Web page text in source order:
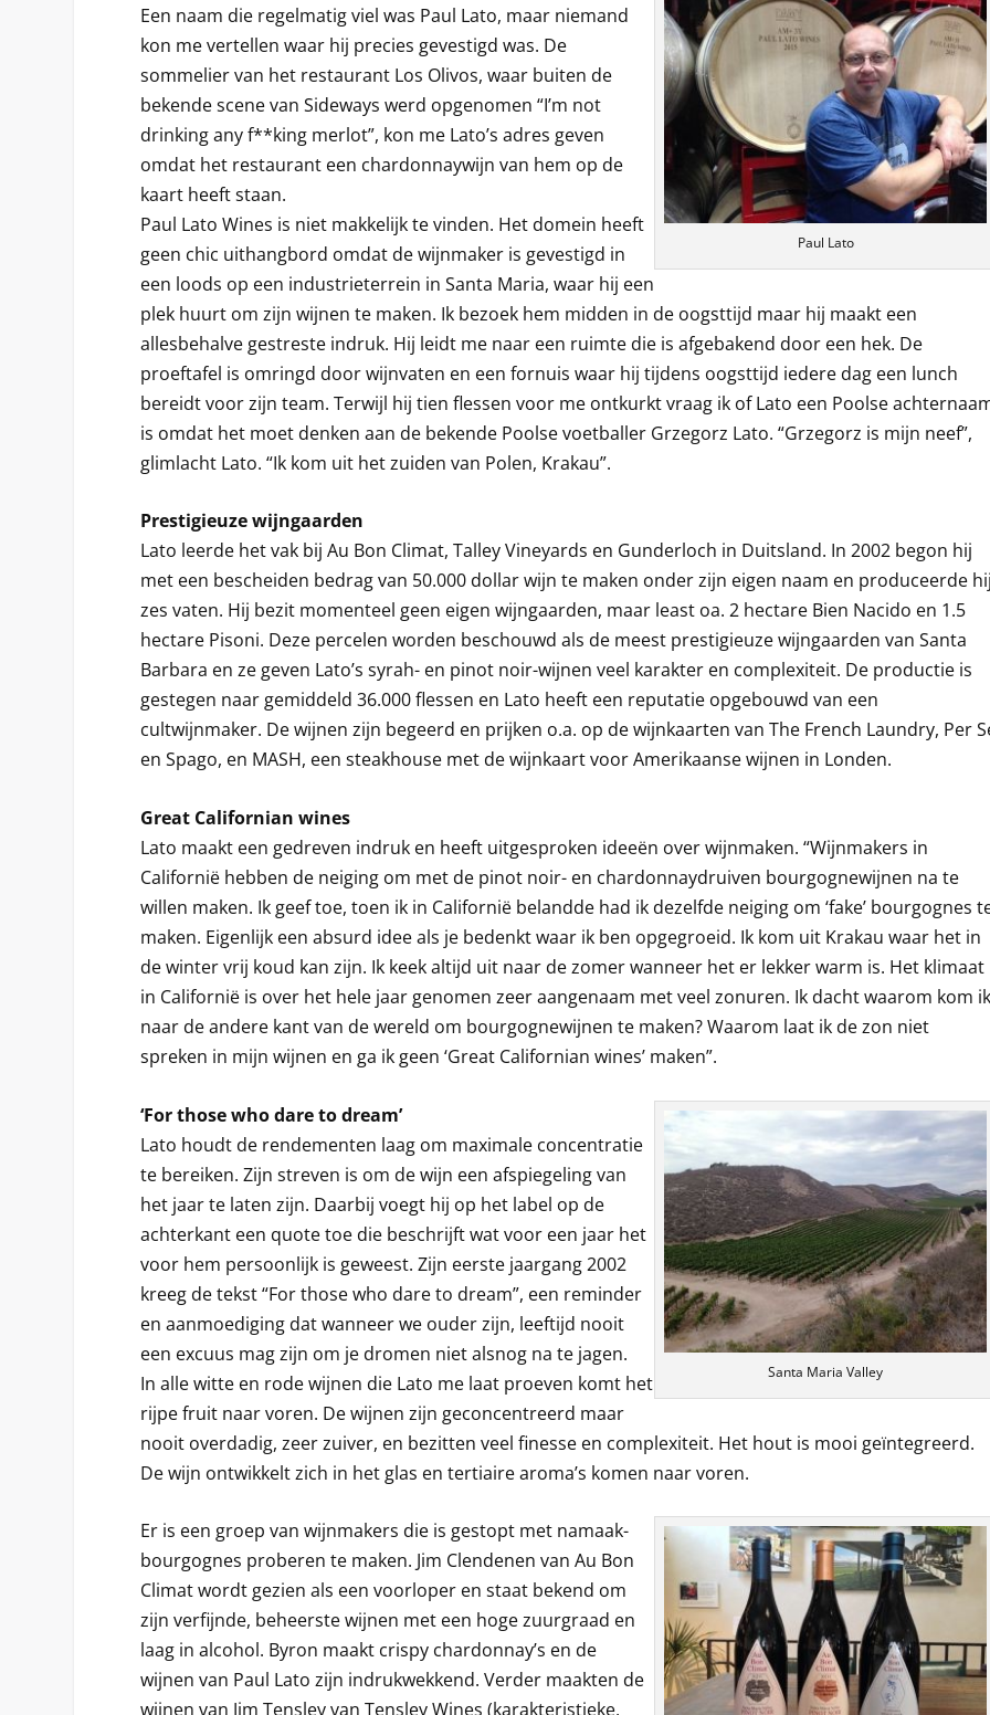
Paul Lato
Een naam die regelmatig viel was Paul Lato, maar niemand
kon me vertellen waar hij precies gevestigd was. De
sommelier van het restaurant Los Olivos, waar buiten de
bekende scene van Sideways werd opgenomen “I’m not
drinking any f**king merlot”, kon me Lato’s adres geven
omdat het restaurant een chardonnaywijn van hem op de
kaart heeft staan.
Paul Lato Wines is niet makkelijk te vinden. Het domein heeft
geen chic uithangbord omdat de wijnmaker is gevestigd in
een loods op een industrieterrein in Santa Maria, waar hij een
plek huurt om zijn wijnen te maken. Ik bezoek hem midden in de oogsttijd maar hij maakt een
allesbehalve gestreste indruk. Hij leidt me naar een ruimte die is afgebakend door een hek. De
proeftafel is omringd door wijnvaten en een fornuis waar hij tijdens oogsttijd iedere dag een lunch
bereidt voor zijn team. Terwijl hij tien flessen voor me ontkurkt vraag ik of Lato een Poolse
is omdat het moet denken aan de bekende Poolse voetballer Grzegorz Lato. “Grzegorz is mijn neef”,
glimlacht Lato. “Ik kom uit het zuiden van Polen, Krakau”.
Prestigieuze wijngaarden
Lato leerde het vak bij Au Bon Climat, Talley Vineyards en Gunderloch in Duitsland. In 2002 begon hij
met een bescheiden bedrag van 50.000 dollar wijn te maken onder zijn eigen naam en produceerde
zes vaten. Hij bezit momenteel geen eigen wijngaarden, maar least oa. 2 hectare Bien Nacido en 1.5
hectare Pisoni. Deze percelen worden beschouwd als de meest prestigieuze wijngaarden van Santa
Barbara en ze geven Lato’s syrah- en pinot noir-wijnen veel karakter en complexiteit. De productie is
gestegen naar gemiddeld 36.000 flessen en Lato heeft een reputatie opgebouwd van een
cultwijnmaker. De wijnen zijn begeerd en prijken o.a. op de wijnkaarten van The French Laundry, Per
en Spago, en MASH, een steakhouse met de wijnkaart voor Amerikaanse wijnen in Londen.
Great Californian wines
Lato maakt een gedreven indruk en heeft uitgesproken ideeën over wijnmaken. “Wijnmakers in
Californië hebben de neiging om met de pinot noir- en chardonnaydruiven bourgognewijnen na te
willen maken. Ik geef toe, toen ik in Californië belandde had ik dezelfde neiging om ‘fake’ bourgognes
maken. Eigenlijk een absurd idee als je bedenkt waar ik ben opgegroeid. Ik kom uit Krakau waar het in
de winter vrij koud kan zijn. Ik keek altijd uit naar de zomer wanneer het er lekker warm is. Het klimaat
in Californië is over het hele jaar genomen zeer aangenaam met veel zonuren. Ik dacht waarom kom
naar de andere kant van de wereld om bourgognewijnen te maken? Waarom laat ik de zon niet
spreken in mijn wijnen en ga ik geen ‘Great Californian wines’ maken”.
Santa Maria Valley
‘For those who dare to dream’
Lato houdt de rendementen laag om maximale concentratie
te bereiken. Zijn streven is om de wijn een afspiegeling van
het jaar te laten zijn. Daarbij voegt hij op het label op de
achterkant een quote toe die beschrijft wat voor een jaar het
voor hem persoonlijk is geweest. Zijn eerste jaargang 2002
kreeg de tekst “For those who dare to dream”, een reminder
en aanmoediging dat wanneer we ouder zijn, leeftijd nooit
een excuus mag zijn om je dromen niet alsnog na te jagen.
In alle witte en rode wijnen die Lato me laat proeven komt het
rijpe fruit naar voren. De wijnen zijn geconcentreerd maar
nooit overdadig, zeer zuiver, en bezitten veel finesse en complexiteit. Het hout is mooi geïntegreerd.
De wijn ontwikkelt zich in het glas en tertiaire aroma’s komen naar voren.
Er is een groep van wijnmakers die is gestopt met namaak-
bourgognes proberen te maken. Jim Clendenen van Au Bon
Climat wordt gezien als een voorloper en staat bekend om
zijn verfijnde, beheerste wijnen met een hoge zuurgraad en
laag in alcohol. Byron maakt crispy chardonnay’s en de
wijnen van Paul Lato zijn indrukwekkend. Verder maakten de
wijnen van Jim Tensley van Tensley Wines (karakteristieke,